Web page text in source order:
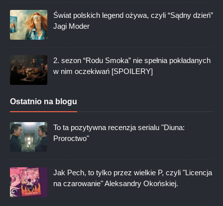
Świat polskich legend ożywa, czyli “Sądny dzień”
Jagi Moder
2. sezon “Rodu Smoka” nie spełnia pokładanych
w nim oczekiwań [SPOILERY]
Ostatnio na blogu
To ta pozytywna recenzja serialu "Diuna:
Proroctwo"
Jak Pech, to tylko przez wielkie P, czyli "Licencja
na czarowanie" Aleksandry Okońskiej.